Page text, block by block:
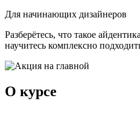
Для начинающих дизайнеров
Разберётесь, что такое
научитесь комплексно
О курсе